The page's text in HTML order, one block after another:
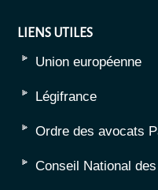
LIENS UTILES
Union européenne
Légifrance
Ordre des avocats
Conseil National